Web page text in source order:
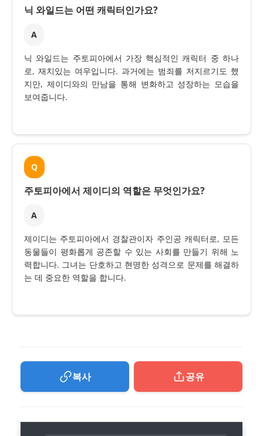
닉 와일드는 어떤 캐릭터인가요?
A
닉 와일드는 주토피아에서 가장 핵심적인 캐릭터 중 하나
로, 재치있는 여우입니다. 과거에는 범죄를 저지르기도 했
지만, 제이디와의 만남을 통해 변화하고 성장하는 모습을
보여줍니다.
Q
주토피아에서 제이디의 역할은 무엇인가요?
A
제이디는 주토피아에서 경찰관이자 주인공 캐릭터로, 모든
동물들이 평화롭게 공존할 수 있는 사회를 만들기 위해 노
력합니다. 그녀는 단호하고 현명한 성격으로 문제를 해결하
는 데 중요한 역할을 합니다.
복사 공유